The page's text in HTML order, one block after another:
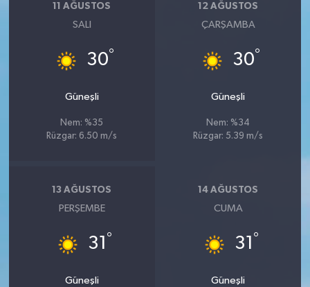
11 AĞUSTOS
SALI
30°
Güneşli
Nem: %35
Rüzgar: 6.50 m/s
12 AĞUSTOS
ÇARŞAMBA
30°
Güneşli
Nem: %34
Rüzgar: 5.39 m/s
13 AĞUSTOS
PERŞEMBE
31 °
Güneşli
14 AĞUSTOS
CUMA
31 °
Güneşli